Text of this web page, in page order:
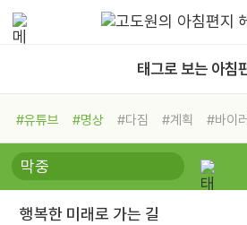
태그로 보는 아침
#유튜브 #명상 #다짐 #계획 #바이
#비전캠프
#독서캠프 #삶
#희망
#나눔 #친구 #링컨학교
#독서
#건강 #면역력
행복한 미래로 가는 길